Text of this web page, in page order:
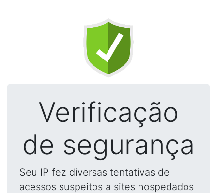
Verificação
de segurança
Seu IP fez diversas tentativas de
acessos suspeitos a sites hospedados